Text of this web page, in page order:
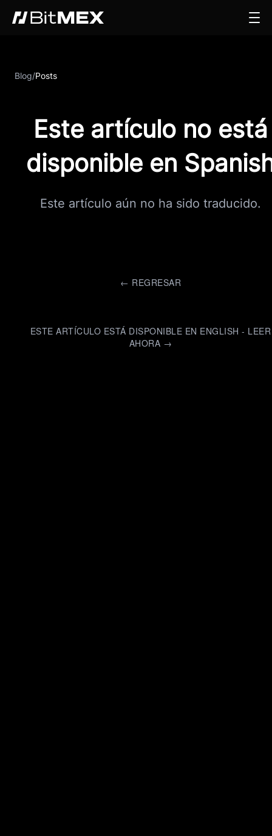
Blog/Posts
Este artículo no está
disponible en
Este artículo aún no ha sido traducido.
← REGRESAR
ESTE ARTÍCULO ESTÁ DISPONIBLE EN ENGLISH - LEER
AHORA →